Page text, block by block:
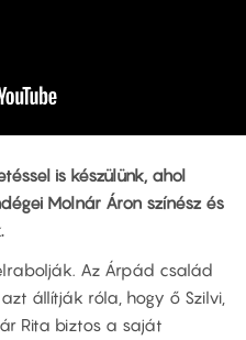
is készülünk, ahol
Molnár Áron színész és
Az Árpád család
állítják róla, hogy ő Szilvi,
Rita biztos a saját